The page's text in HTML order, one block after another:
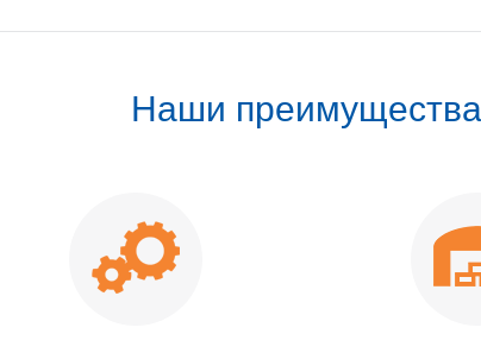
Наши преимущества